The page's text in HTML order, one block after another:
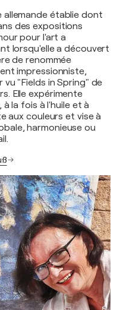
allemande établie dont
des expositions
pour l'art a
lorsqu'elle a découvert
de renommée
impressionniste,
"Fields in Spring" de
Elle expérimente
la fois à l'huile et à
aux couleurs et vise à
harmonieuse ou